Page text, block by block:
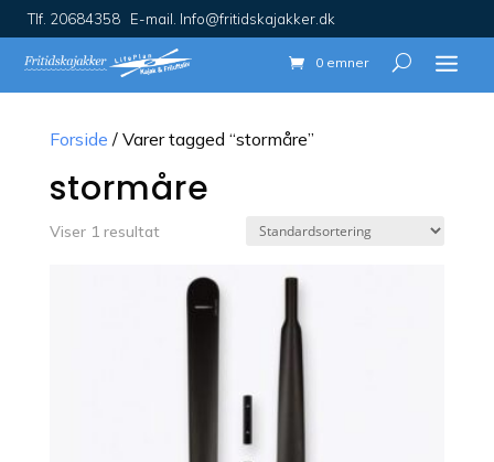
Tlf. 20684358 E-mail. Info@fritidskajakker.dk
0 emner
Forside / Varer tagged “stormåre”
stormåre
Viser 1 resultat